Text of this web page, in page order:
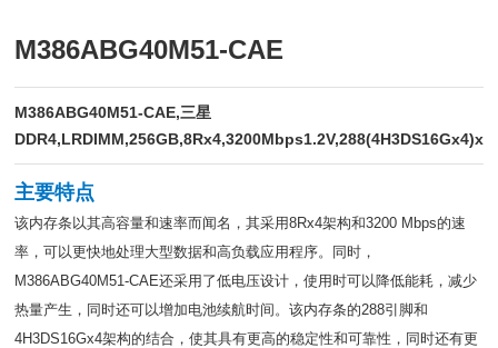
M386ABG40M51-CAE
M386ABG40M51-CAE,三星
主要特点
该内存条以其高容量和速率而闻名，其采用8Rx4架构和3200 Mbps的速
率，可以更快地处理大型数据和高负载应用程序。同时，
M386ABG40M51-CAE还采用了低电压设计，使用时可以降低能耗，减少
热量产生，同时还可以增加电池续航时间。该内存条的288引脚和
4H3DS16Gx4架构的结合，使其具有更高的稳定性和可靠性，同时还有更